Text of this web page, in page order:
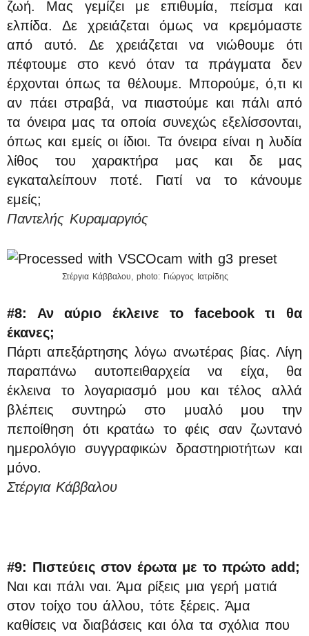
ζωή. Μας γεμίζει με επιθυμία, πείσμα και
ελπίδα. Δε χρειάζεται όμως να κρεμόμαστε
από αυτό. Δε χρειάζεται να νιώθουμε ότι
πέφτουμε στο κενό όταν τα πράγματα δεν
έρχονται όπως τα θέλουμε. Μπορούμε, ό,τι κι
αν πάει στραβά, να πιαστούμε και πάλι από
τα όνειρα μας τα οποία συνεχώς εξελίσσονται,
όπως και εμείς οι ίδιοι. Τα όνειρα είναι η λυδία
λίθος του χαρακτήρα μας και δε μας
εγκαταλείπουν ποτέ. Γιατί να το κάνουμε
εμείς;
Παντελής Κυραμαργιός
Στέργια Κάββαλου, photo: Γιώργος Ιατρίδης
#8: Αν αύριο έκλεινε το facebook τι θα
έκανες;
Πάρτι απεξάρτησης λόγω ανωτέρας βίας. Λίγη
παραπάνω αυτοπειθαρχεία να είχα, θα
έκλεινα το λογαριασμό μου και τέλος αλλά
βλέπεις συντηρώ στο μυαλό μου την
πεποίθηση ότι κρατάω το φέις σαν ζωντανό
ημερολόγιο συγγραφικών δραστηριοτήτων και
μόνο.
Στέργια Κάββαλου
#9: Πιστεύεις στον έρωτα με το πρώτο add;
Ναι και πάλι ναι. Άμα ρίξεις μια γερή ματιά
στον τοίχο του άλλου, τότε ξέρεις. Άμα
καθίσεις να διαβάσεις και όλα τα σχόλια που